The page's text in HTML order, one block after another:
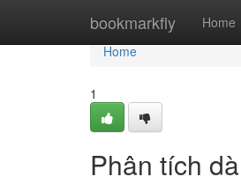
bookmarkfly Home
Home
Home
1
Phân tích